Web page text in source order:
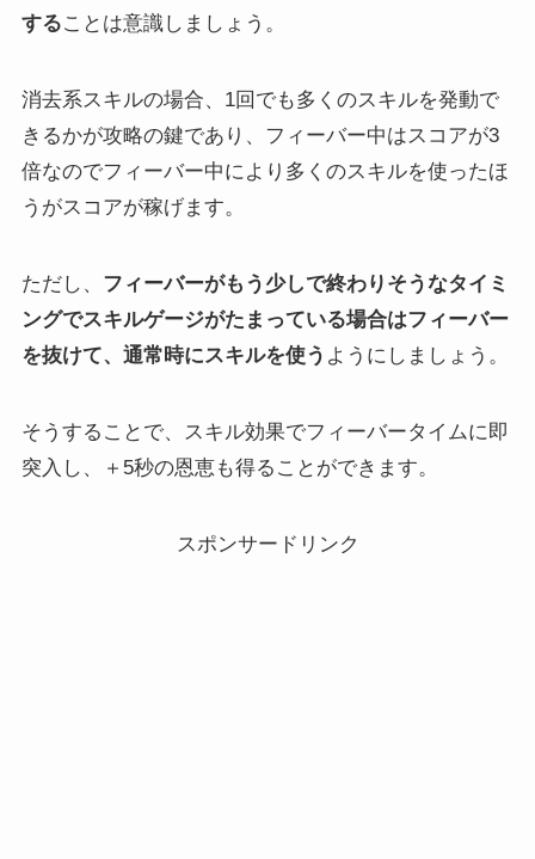
することは意識しましょう。
消去系スキルの場合、1回でも多くのスキルを発動で
きるかが攻略の鍵であり、フィーバー中はスコアが3
倍なのでフィーバー中により多くのスキルを使ったほ
うがスコアが稼げます。
ただし、 フィーバーがもう少しで終わりそうなタイミ
ングでスキルゲージがたまっている場合はフィーバー
を抜けて、通常時にスキルを使う ようにしましょう。
そうすることで、スキル効果でフィーバータイムに即
突入し、＋5秒の恩恵も得ることができます。
スポンサードリンク